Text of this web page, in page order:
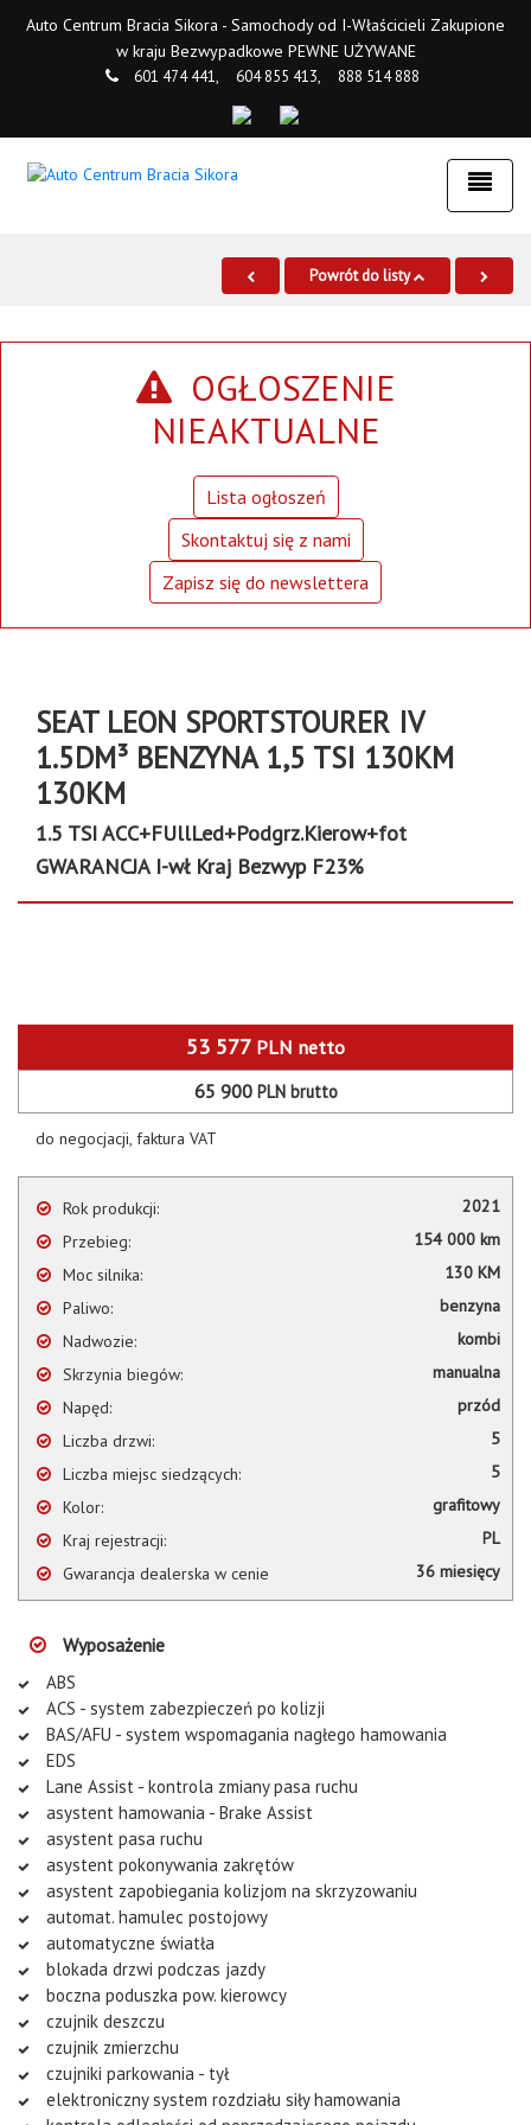
Auto Centrum Bracia Sikora - Samochody od I-Właścicieli Zakupione
w kraju Bezwypadkowe PEWNE UŻYWANE
601 474 441, 604 855 413, 888 514 888
Powrót do listy
OGŁOSZENIE
NIEAKTUALNE
Lista ogłoszeń
Skontaktuj się z nami
Zapisz się do newslettera
SEAT LEON SPORTSTOURER IV
1.5DM³ BENZYNA 1,5 TSI 130KM
130KM
1.5 TSI ACC+FUllLed+Podgrz.Kierow+fot
GWARANCJA I-wł Kraj Bezwyp F23%
53 577 PLN netto
65 900 PLN brutto
do negocjacji, faktura VAT
Rok produkcji:
2021
Przebieg:
154 000 km
Moc silnika:
130 KM
Paliwo:
benzyna
Nadwozie:
kombi
Skrzynia biegów:
manualna
Napęd:
przód
Liczba drzwi:
5
Liczba miejsc siedzących:
5
Kolor:
grafitowy
Kraj rejestracji:
PL
Gwarancja dealerska w cenie
36 miesięcy
Wyposażenie
ABS
ACS - system zabezpieczeń po kolizji
BAS/AFU - system wspomagania nagłego hamowania
EDS
Lane Assist - kontrola zmiany pasa ruchu
asystent hamowania - Brake Assist
asystent pasa ruchu
asystent pokonywania zakrętów
asystent zapobiegania kolizjom na skrzyzowaniu
automat. hamulec postojowy
automatyczne światła
blokada drzwi podczas jazdy
boczna poduszka pow. kierowcy
czujnik deszczu
czujnik zmierzchu
czujniki parkowania - tył
elektroniczny system rozdziału siły hamowania